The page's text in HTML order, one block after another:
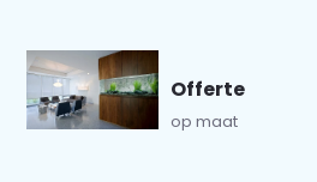
Offerte
op maat